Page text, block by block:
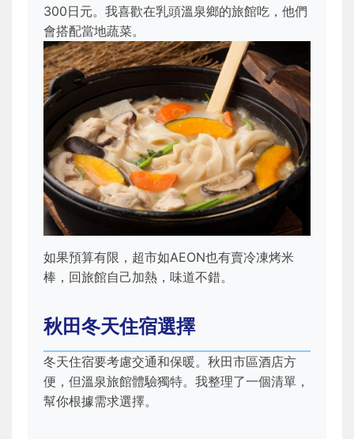
300日元。我喜歡在乳頭溫泉鄉的旅館吃，他們
會搭配當地蔬菜。
如果預算有限，超市如AEON也有賣冷凍烤米
棒，回旅館自己加熱，味道不錯。
秋田冬天住宿選擇
冬天住宿要考慮交通和保暖。秋田市區酒店方
便，但溫泉旅館體驗獨特。我整理了一個清單，
幫你根據需求選擇。